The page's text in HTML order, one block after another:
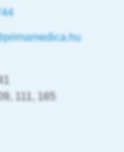
111, 165